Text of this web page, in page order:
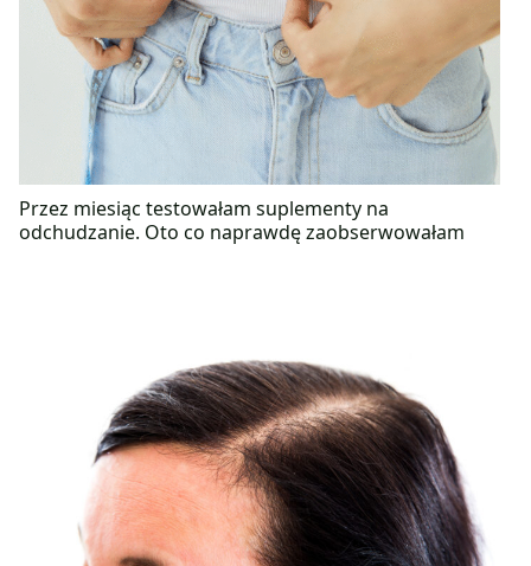
Przez miesiąc testowałam suplementy na
odchudzanie. Oto co naprawdę zaobserwowałam